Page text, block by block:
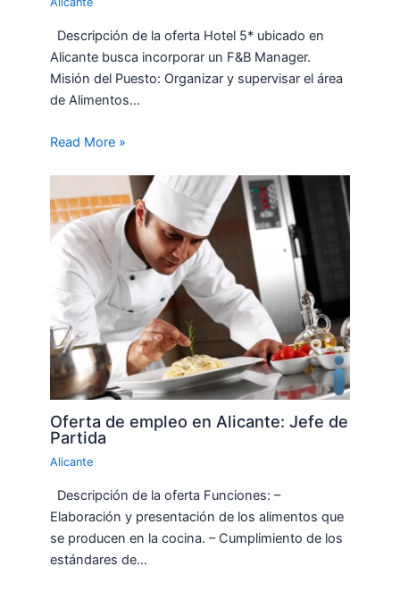
Descripción de la oferta Hotel 5* ubicado en
Alicante busca incorporar un F&B Manager.
Misión del Puesto: Organizar y supervisar el área
de Alimentos…
Read More »
Oferta de empleo en Alicante: Jefe de
Partida
Alicante
Descripción de la oferta Funciones: –
Elaboración y presentación de los alimentos que
se producen en la cocina. – Cumplimiento de los
estándares de…